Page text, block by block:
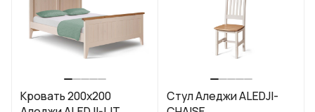
Кровать 200x200
Стул Аледжи ALEDJI-